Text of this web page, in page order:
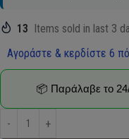
13
Items sold in last 3
Αγοράστε & κερδίστε 6
📦 Παράλαβε το